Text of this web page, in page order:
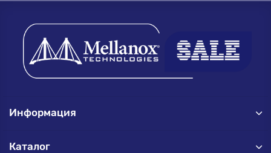
Информация
Каталог